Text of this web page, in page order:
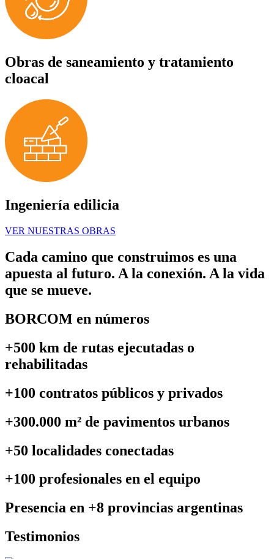
Obras de saneamiento y tratamiento
cloacal
Ingeniería edilicia
VER NUESTRAS OBRAS
Cada camino que construimos es una
apuesta al futuro. A la conexión. A la vida
que se mueve.
BORCOM en números
+500 km de rutas ejecutadas o
rehabilitadas
+100 contratos públicos y privados
+300.000 m² de pavimentos urbanos
+50 localidades conectadas
+100 profesionales en el equipo
Presencia en +8 provincias argentinas
Testimonios